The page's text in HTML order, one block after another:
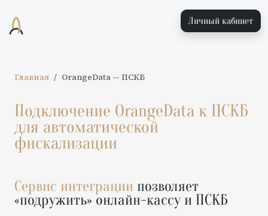
Личный кабинет
Главная OrangeData — ПСКБ
Подключение OrangeData к ПСКБ
для автоматической
фискализации
Сервис интеграции позволяет
«подружить» онлайн-кассу и ПСКБ